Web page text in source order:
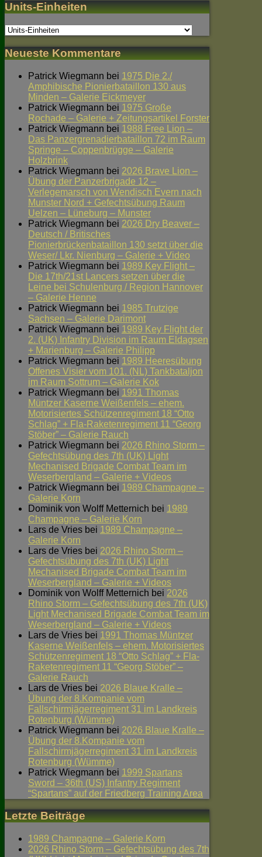
Units-Einheiten
Neueste Kommentare
Patrick Wiegmann bei 1975 Die 2./
Amphibische Pionierbataillon 130 aus
Minden – Galerie Eickmeyer
Patrick Wiegmann bei 1975 Große
Rochade – Galerie + Zeitungsartikel Forster
Patrick Wiegmann bei 1988 Free Lion –
Das Panzergrenadierbataillon 72 im Raum
Springe – Coppenbrügge – Galerie
Holzbrink
Patrick Wiegmann bei 2026 Brave Lion –
Übung der Panzerbrigade 12 –
Verlegemarsch von Wendisch Evern nach
Munster Nord + Gefechtsübung Raum
Uelzen – Lüneburg – Munster
Patrick Wiegmann bei 2026 Dry Beaver –
Deutsch / Britisches
Pionierbrückenbataillon 130 setzt über die
Weser/ Lkr. Nienburg – Galerie + Video
Patrick Wiegmann bei 1989 Key Flight –
Die 17th/21st Lancers setzen über die
Leine bei Schulenburg / Region Hannover
– Galerie Henne
Patrick Wiegmann bei 1985 Trutzige
Sachsen – Galerie Darimont
Patrick Wiegmann bei 1989 Key Flight der
2. (UK) Infantry Division im Raum Eldagsen
+ Marienburg – Galerie Philipp
Patrick Wiegmann bei 1989 Heeresübung
Offenes Visier vom 101. (NL) Tankbataljon
im Raum Sottrum – Galerie Kok
Patrick Wiegmann bei 1991 Thomas
Müntzer Kaserne Weißenfels – ehem.
Motorisiertes Schützenregiment 18 “Otto
Schlag” + Fla-Raketenregiment 11 “Georg
Stöber” – Galerie Rauch
Patrick Wiegmann bei 2026 Rhino Storm –
Gefechtsübung des 7th (UK) Light
Mechanised Brigade Combat Team im
Weserbergland – Galerie + Videos
Patrick Wiegmann bei 1989 Champagne –
Galerie Korn
Dominik von Wolff Metternich bei 1989
Champagne – Galerie Korn
Lars de Vries bei 1989 Champagne –
Galerie Korn
Lars de Vries bei 2026 Rhino Storm –
Gefechtsübung des 7th (UK) Light
Mechanised Brigade Combat Team im
Weserbergland – Galerie + Videos
Dominik von Wolff Metternich bei 2026
Rhino Storm – Gefechtsübung des 7th (UK)
Light Mechanised Brigade Combat Team im
Weserbergland – Galerie + Videos
Lars de Vries bei 1991 Thomas Müntzer
Kaserne Weißenfels – ehem. Motorisiertes
Schützenregiment 18 “Otto Schlag” + Fla-
Raketenregiment 11 “Georg Stöber” –
Galerie Rauch
Lars de Vries bei 2026 Blaue Kralle –
Übung der 8.Kompanie vom
Fallschirmjägerregiment 31 im Landkreis
Rotenburg (Wümme)
Patrick Wiegmann bei 2026 Blaue Kralle –
Übung der 8.Kompanie vom
Fallschirmjägerregiment 31 im Landkreis
Rotenburg (Wümme)
Patrick Wiegmann bei 1999 Spartans
Sword – 36th (US) Infantry Regiment
“Spartans” auf der Friedberg Training Area
Letzte Beiträge
1989 Champagne – Galerie Korn
2026 Rhino Storm – Gefechtsübung des 7th